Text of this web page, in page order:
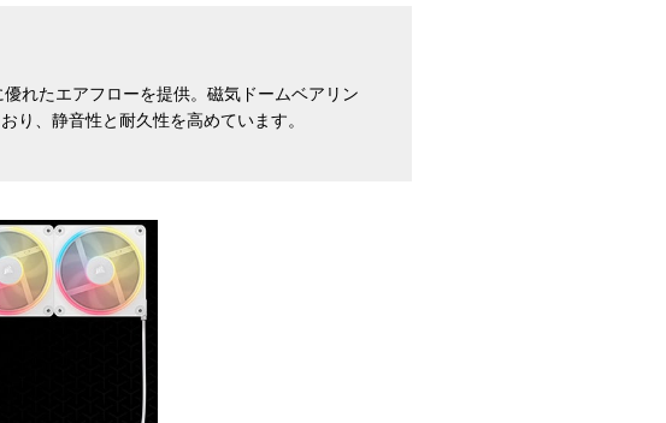
れたエアフローを提供。磁気ドームベアリン
り、静音性と耐久性を高めています。